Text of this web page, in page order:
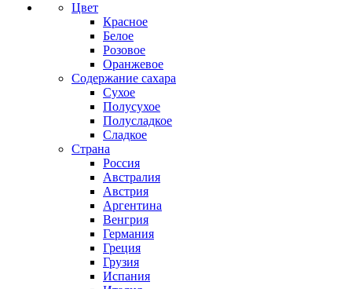
Цвет
Красное
Белое
Розовое
Оранжевое
Содержание сахара
Сухое
Полусухое
Полусладкое
Сладкое
Страна
Россия
Австралия
Австрия
Аргентина
Венгрия
Германия
Греция
Грузия
Испания